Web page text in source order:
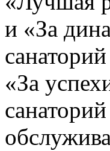
и «За
«За